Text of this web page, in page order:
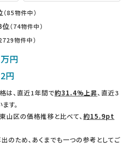
（85物件中）
位（74物件中）
2729物件中）
円
円
は、直近1年間で約31.4%上昇、直近3
す。
山区の価格推移と比べて、約15.9pt
のため、あくまでも一つの参考としてご